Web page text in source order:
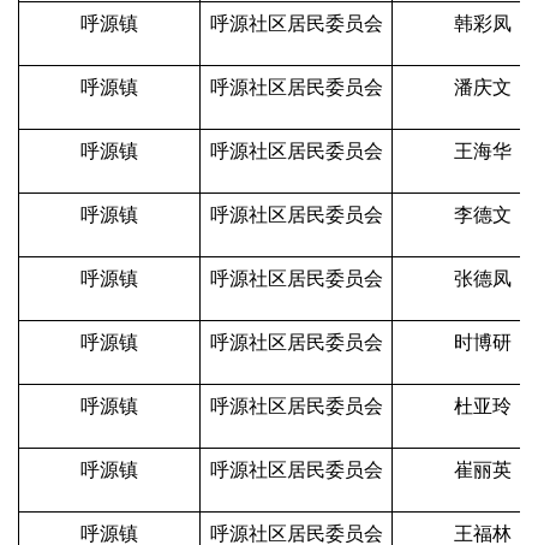
呼源镇 呼源社区居民委员会 韩彩凤
呼源镇 呼源社区居民委员会 潘庆文
呼源镇 呼源社区居民委员会 王海华
呼源镇 呼源社区居民委员会 李德文
呼源镇 呼源社区居民委员会 张德凤
呼源镇 呼源社区居民委员会 时博研
呼源镇 呼源社区居民委员会 杜亚玲
呼源镇 呼源社区居民委员会 崔丽英
呼源镇 呼源社区居民委员会 王福林